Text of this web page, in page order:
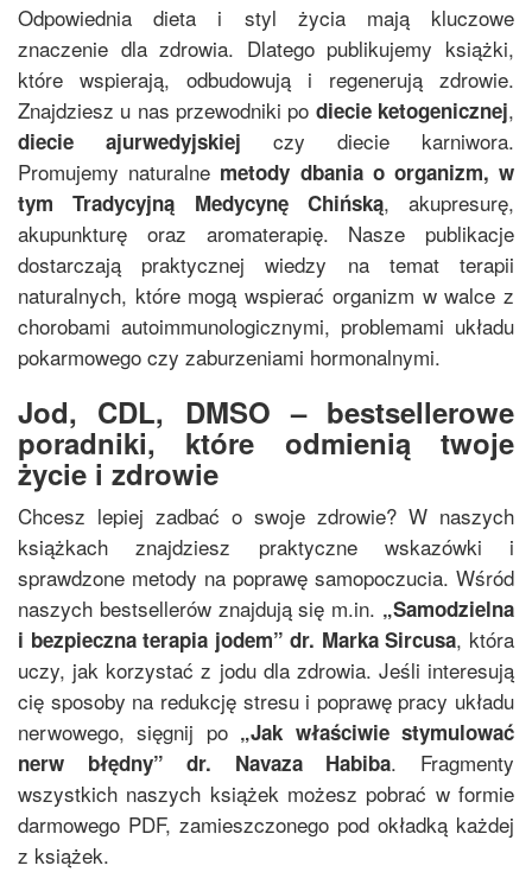
Odpowiednia dieta i styl życia mają kluczowe
znaczenie dla zdrowia. Dlatego publikujemy książki,
które wspierają, odbudowują i regenerują zdrowie.
Znajdziesz u nas przewodniki po diecie ketogenicznej,
diecie ajurwedyjskiej czy diecie karniwora.
Promujemy naturalne metody dbania o organizm, w
tymTradycyjną Medycynę Chińską, akupresurę,
akupunkturę oraz aromaterapię. Nasze publikacje
dostarczają praktycznej wiedzy na temat terapii
naturalnych, które mogą wspierać organizm w walce z
chorobami autoimmunologicznymi, problemami układu
pokarmowego czy zaburzeniami hormonalnymi.
Jod, CDL, DMSO – bestsellerowe
poradniki, które odmienią twoje
życie i zdrowie
Chcesz lepiej zadbać o swoje zdrowie? W naszych
książkach znajdziesz praktyczne wskazówki i
sprawdzone metody na poprawę samopoczucia. Wśród
naszych bestsellerów znajdują się m.in. „Samodzielna
i bezpieczna terapia jodem”dr. Marka Sircusa, która
uczy, jak korzystać z jodu dla zdrowia. Jeśli interesują
cię sposoby na redukcję stresu i poprawę pracy układu
nerwowego, sięgnij po „Jak właściwie stymulować
nerw błędny”dr. Navaza Habiba. Fragmenty
wszystkich naszych książek możesz pobrać w formie
darmowego PDF, zamieszczonego pod okładką każdej
z książek.